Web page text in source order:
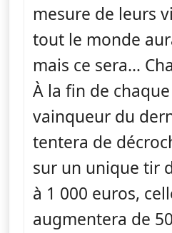
mesure de leurs
tout le monde
mais ce sera…
À la fin de
vainqueur du
tentera de
sur un unique tir
à 1 000 euros,
augmentera de